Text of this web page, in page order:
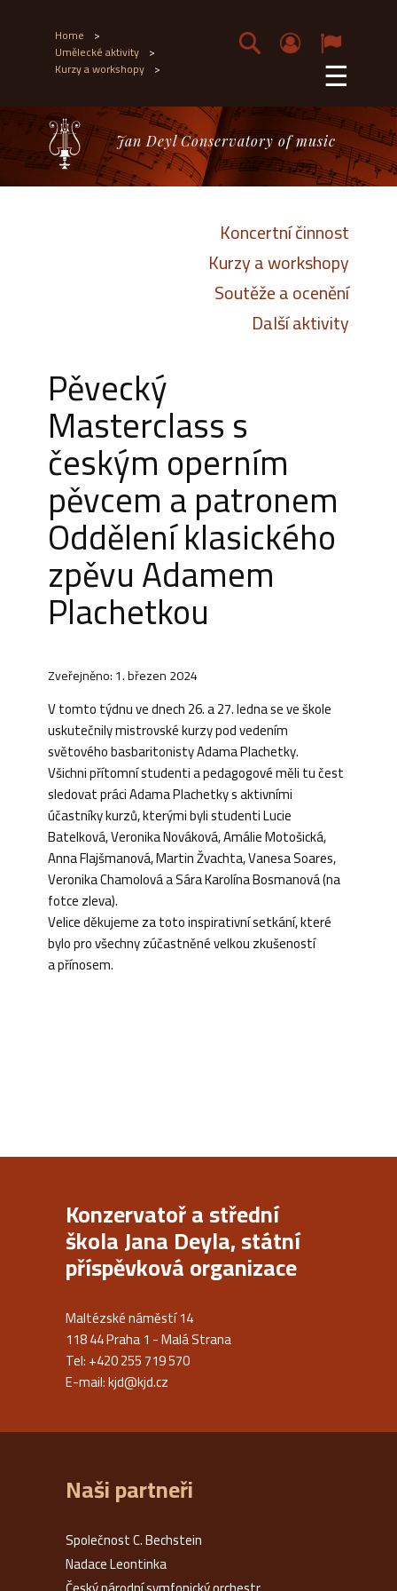
Home >
Umělecké aktivity >
Kurzy a workshopy > ☰
Jan Deyl Conservatory of music
Koncertní činnost
Kurzy a workshopy
Soutěže a ocenění
Další aktivity
Pěvecký
Masterclass s
českým operním
pěvcem a patronem
Oddělení klasického
zpěvu Adamem
Plachetkou
Zveřejněno: 1. březen 2024
V tomto týdnu ve dnech 26. a 27. ledna se ve škole
uskutečnily mistrovské kurzy pod vedením
světového basbaritonisty Adama Plachetky.
Všichni přítomní studenti a pedagogové měli tu čest
sledovat práci Adama Plachetky s aktivními
účastníky kurzů, kterými byli studenti Lucie
Batelková, Veronika Nováková, Amálie Motošická,
Anna Flajšmanová, Martin Žvachta, Vanesa Soares,
Veronika Chamolová a Sára Karolína Bosmanová (na
fotce zleva).
Velice děkujeme za toto inspirativní setkání, které
bylo pro všechny zúčastněné velkou zkušeností
a přínosem.
Konzervatoř a střední
škola Jana Deyla, státní
příspěvková organizace
Maltézské náměstí 14
118 44 Praha 1 - Malá Strana
Tel: +420 255 719 570
E-mail:kjd@kjd.cz
Naši partneři
Společnost C. Bechstein
Nadace Leontinka